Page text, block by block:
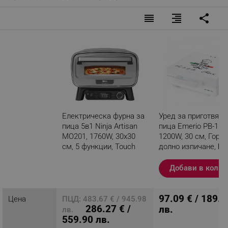
reorder format_align_right share
Електрическа фурна за
пица 5в1 Ninja Artisan
MO201, 1760W, 30x30
см, 5 функции, Touch
Уред за
пица Emerio PB-
1200W, 30 см,
долно изпичане,
Добави в
Цена
ПЦД: 483.67 € / 945.98
лв.
286.27 € /
559.90 лв.
97.09 € /
лв.